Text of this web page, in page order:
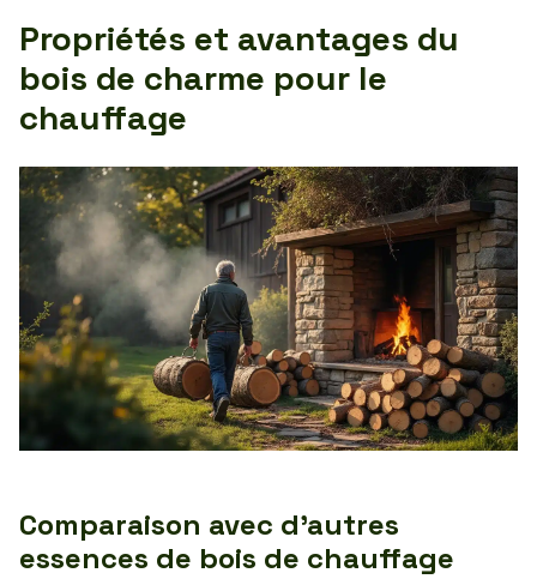
Propriétés et avantages du
bois de charme pour le
chauffage
Comparaison avec d’autres
essences de bois de chauffage